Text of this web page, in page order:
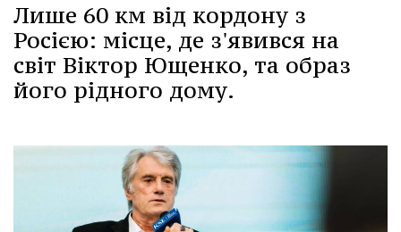
Лише 60 км від кордону з
Росією: місце, де з'явився на
світ Віктор Ющенко, та образ
його рідного дому.